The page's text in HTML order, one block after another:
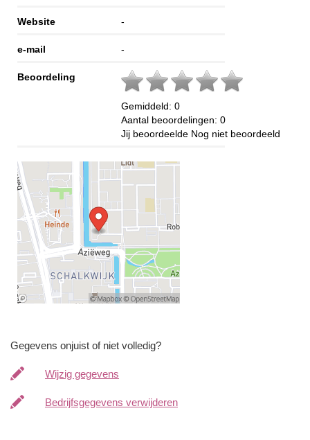
Website -
e-mail -
Beoordeling
Gemiddeld: 0
Aantal beoordelingen: 0
Jij beoordeelde Nog niet beoordeeld
Gegevens onjuist of niet volledig?
Wijzig gegevens
Bedrijfsgegevens verwijderen